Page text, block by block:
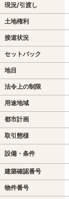
現況/引渡し
土地権利
接道状況
セットバック
地目
法令上の制限
用途地域
都市計画
取引態様
設備・条件
建築確認番号
物件番号